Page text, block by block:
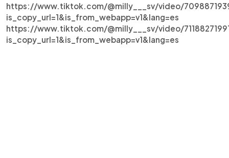
https://www.tiktok.com/@milly___sv/video/
is_copy_url=1&is_from_webapp=v1&lang=es
https://www.tiktok.com/@milly___sv/video/
is_copy_url=1&is_from_webapp=v1&lang=es